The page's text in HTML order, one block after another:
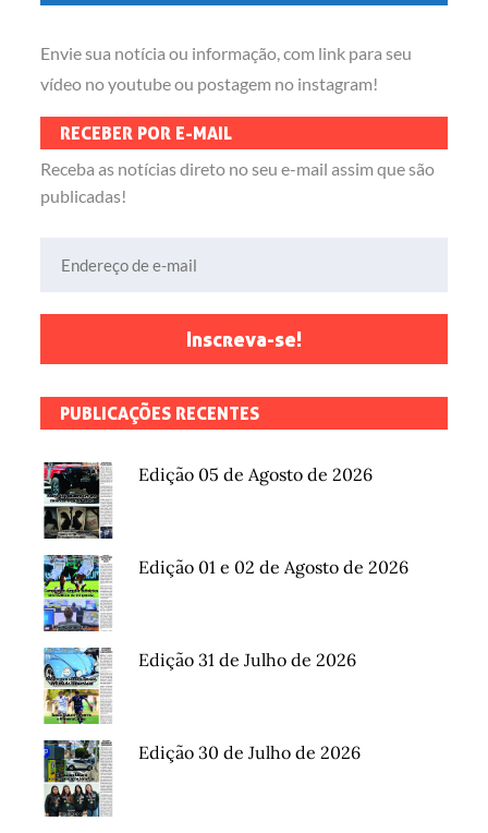
Envie sua notícia ou informação, com link para seu
vídeo no youtube ou postagem no instagram!
RECEBER POR E-MAIL
Receba as notícias direto no seu e-mail assim que são
publicadas!
Inscreva-se!
PUBLICAÇÕES RECENTES
Edição 05 de Agosto de 2026
Edição 01 e 02 de Agosto de 2026
Edição 31 de Julho de 2026
Edição 30 de Julho de 2026